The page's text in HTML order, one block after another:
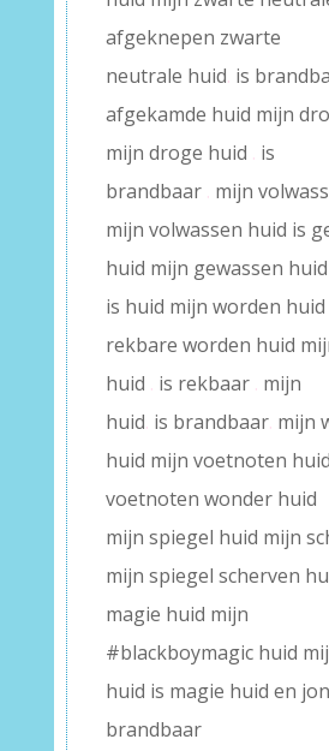
afgeknepen zwarte
neutrale huid. is
afgekamde huid mijn
mijn droge huid . is
brandbaar . mijn
mijn volwassen huid is
huid mijn gewassen huid
is huid mijn worden
rekbare worden huid
huid . is rekbaar . mijn
huid. is brandbaar. mijn
huid mijn voetnoten
voetnoten wonder huid
mijn spiegel huid mijn
mijn spiegel scherven
magie huid mijn
#blackboymagic huid
huid is magie huid en
brandbaar